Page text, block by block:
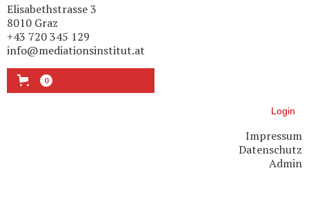
Elisabethstrasse 3
8010 Graz
+43 720 345 129
info@mediationsinstitut.at
0
Login
Impressum
Datenschutz
Admin